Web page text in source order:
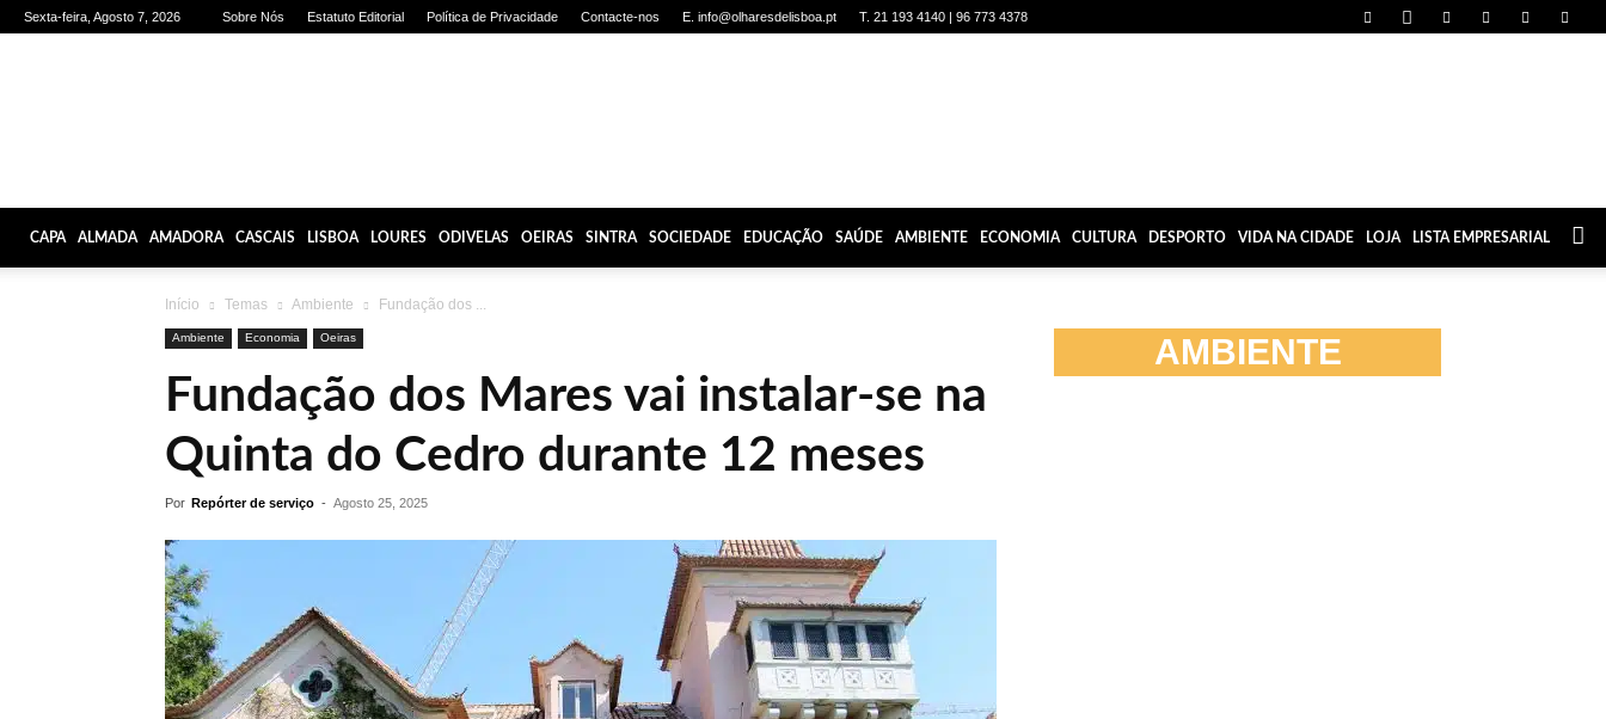
Sexta-feira, Agosto 7, 2026 Sobre Nós Estatuto Editorial Política de Privacidade Contacte-nos E. info@olharesdelisboa.pt T. 21 193 4140 | 96 773 4378
CAPA ALMADA AMADORA CASCAIS LISBOA LOURES ODIVELAS OEIRAS SINTRA SOCIEDADE EDUCAÇÃO SAÚDE AMBIENTE ECONOMIA CULTURA DESPORTO VIDA NA CIDADE LOJA LISTA EMPRESARIAL
Início Temas Ambiente Fundação dos ...
Ambiente Economia Oeiras
Fundação dos Mares vai instalar-se na
Quinta do Cedro durante 12 meses
Por Repórter de serviço - Agosto 25, 2025
AMBIENTE